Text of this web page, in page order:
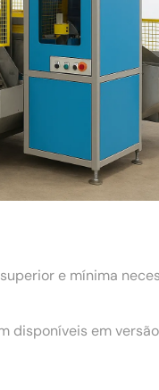
e mínima
disponíveis em